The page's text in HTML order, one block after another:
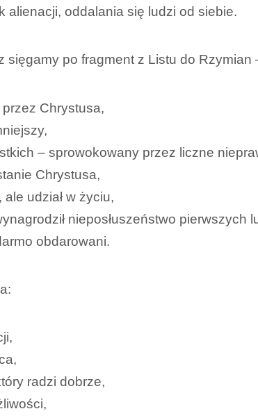
alienacji, oddalania się ludzi od siebie.
sięgamy po fragment z Listu do Rzymian
przez Chrystusa,
– sprowokowany przez liczne
Chrystusa,
udział w życiu,
nieposłuszeństwo pierwszych
obdarowani.
radzi dobrze,